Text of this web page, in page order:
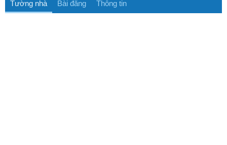
Tường nhà Bài đăng Thông tin